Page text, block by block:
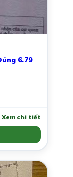
6.79
Xem chi tiết